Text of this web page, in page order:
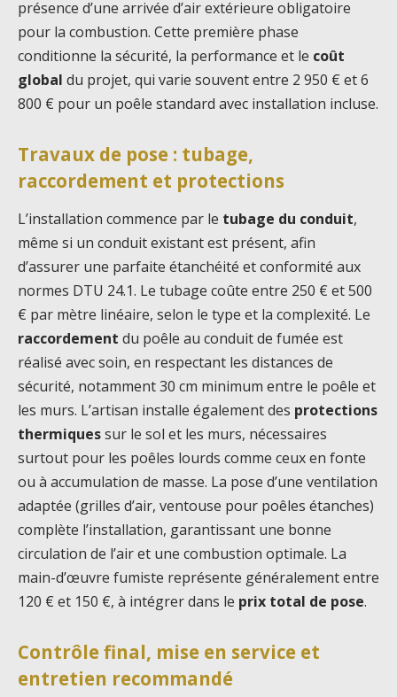
présence d’une arrivée d’air extérieure obligatoire
pour la combustion. Cette première phase
conditionne la sécurité, la performance et le coût
global du projet, qui varie souvent entre 2 950 € et 6
800 € pour un poêle standard avec installation incluse.
Travaux de pose : tubage,
raccordement et protections
L’installation commence par le tubage du conduit,
même si un conduit existant est présent, afin
d’assurer une parfaite étanchéité et conformité aux
normes DTU 24.1. Le tubage coûte entre 250 € et 500
€ par mètre linéaire, selon le type et la complexité. Le
raccordement du poêle au conduit de fumée est
réalisé avec soin, en respectant les distances de
sécurité, notamment 30 cm minimum entre le poêle et
les murs. L’artisan installe également des protections
thermiquessur le sol et les murs, nécessaires
surtout pour les poêles lourds comme ceux en fonte
ou à accumulation de masse. La pose d’une ventilation
adaptée (grilles d’air, ventouse pour poêles étanches)
complète l’installation, garantissant une bonne
circulation de l’air et une combustion optimale. La
main-d’œuvre fumiste représente généralement entre
120 € et 150 €, à intégrer dans le prix total de pose.
Contrôle final, mise en service et
entretien recommandé